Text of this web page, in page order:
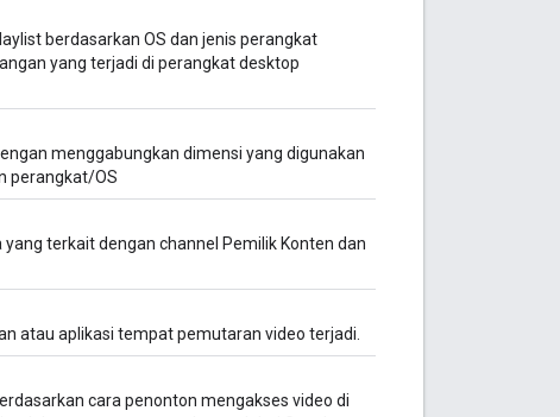
berdasarkan OS dan jenis perangkat
yang terjadi di perangkat desktop
menggabungkan dimensi yang digunakan
perangkat/OS
terkait dengan channel Pemilik Konten dan
atau aplikasi tempat pemutaran video terjadi.
cara penonton mengakses video di